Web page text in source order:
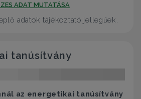
ADAT MUTATÁSA
adatok tájékoztató jellegűek.
tanúsítvány
az energetikai tanúsítvány